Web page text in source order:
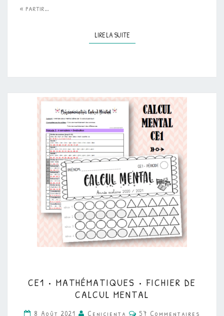
« partir…
LIRE LA SUITELIRE LA SUITE
•
MATHÉMATIQUES
•
CE1 • MATHÉMATIQUES • FICHIER DE
CALCUL MENTAL
8 Août 2021 Cenicienta Commentaires
57 Commentaires